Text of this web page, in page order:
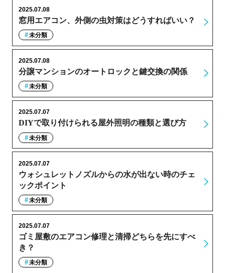
窓用エアコン、外側の虫対策はどうすればいい？
2025.07.08
未分類
分譲マンションのオートロックと鍵交換の関係
2025.07.08
未分類
DIYで取り付けられる屋外照明の種類と選び方
2025.07.07
未分類
ウォシュレットノズルからの水が出ない時のチェ
ックポイント
2025.07.07
未分類
ゴミ屋敷のエアコン修理と清掃どちらを先にすべ
き？
2025.07.07
未分類